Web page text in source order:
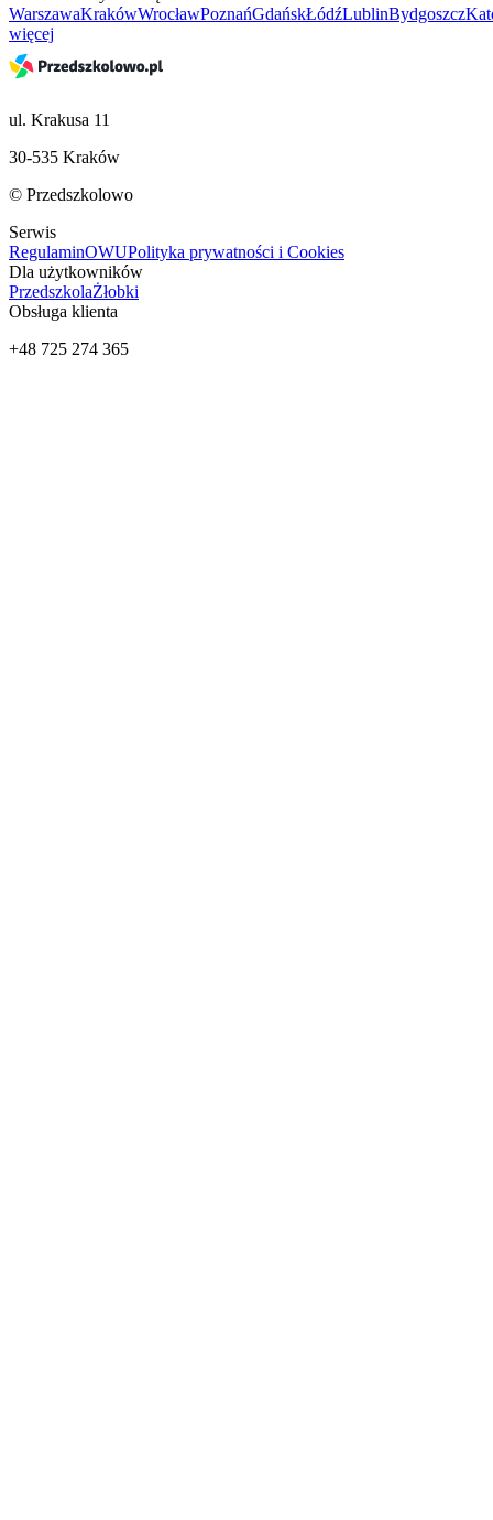
WarszawaKrakówWrocławPoznańGdańskŁódźLublinBydgoszcz
więcej
ul. Krakusa 11
30-535 Kraków
© Przedszkolowo
Serwis
RegulaminOWUPolityka prywatności i Cookies
Dla użytkowników
PrzedszkolaŻłobki
Obsługa klienta
+48 725 274 365